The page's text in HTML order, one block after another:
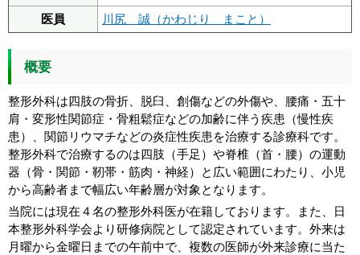
医員
川尻 誠（かわじり まこと）
概要
整形外科は四肢の骨折、脱臼、創傷などの外傷や、腰痛・五十
肩・変形性関節症・骨粗鬆症などの加齢に伴う疾患（慢性疾
患）、関節リウマチなどの炎症性疾患を治療する診療科です。
整形外科で治療するのは四肢（手足）や脊椎（首・腰）の運動
器（骨・関節・靭帯・筋肉・神経）と広い範囲にわたり、小児
から高齢者まで幅広い年齢層が対象となります。
当院には現在４名の整形外科医が在籍しております。また、日
本整形外科学会より研修病院として認定されています。外来は
月曜から金曜日までの午前中で、複数の医師が外来診療に当た